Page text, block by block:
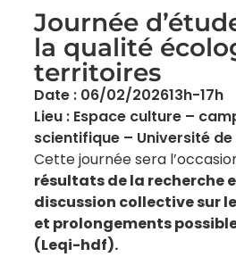
Journée
la qualité
territoires
Date : 06/02/202613h-17h
Lieu : Espace culture –
scientifique – Université de
Cette journée sera
résultats de la recherche
discussion collective sur
et prolongements
(Leqi-hdf).